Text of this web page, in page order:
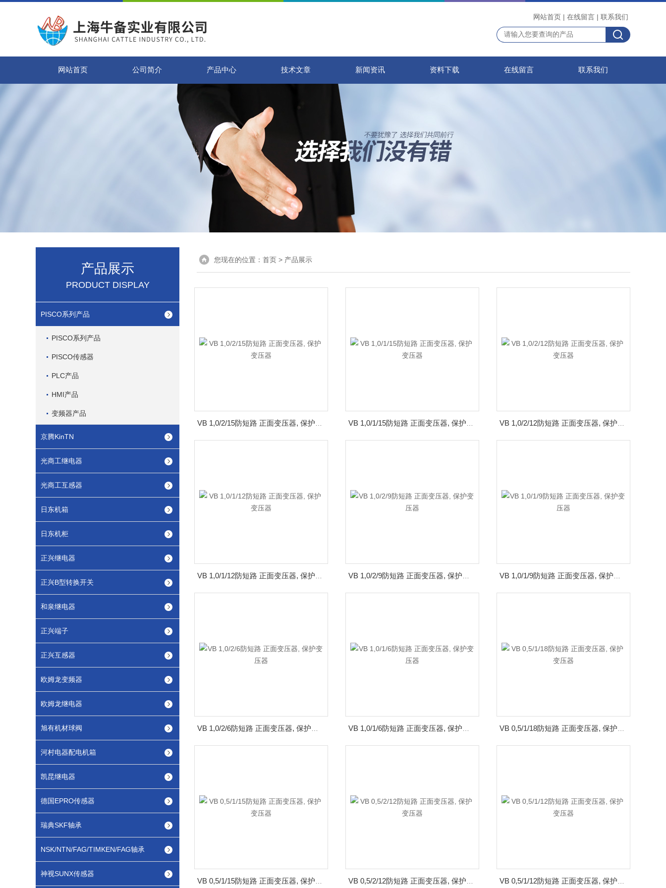
网站首页 | 在线留言 | 联系我们
网站首页 公司简介 产品中心 技术文章 新闻资讯 资料下载 在线留言 联系我们
产品展示
PRODUCT DISPLAY
PISCO系列产品
PISCO系列产品
PISCO传感器
PLC产品
HMI产品
变频器产品
京腾KinTN
光商工继电器
光商工互感器
日东机箱
日东机柜
正兴继电器
正兴B型转换开关
和泉继电器
正兴端子
正兴互感器
欧姆龙变频器
欧姆龙继电器
旭有机材球阀
河村电器配电机箱
凯昆继电器
德国EPRO传感器
瑞典SKF轴承
NSK/NTN/FAG/TIMKEN/FAG轴承
神视SUNX传感器
您现在的位置： 首页 > 产品展示